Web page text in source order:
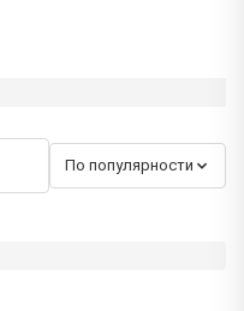
По популярности